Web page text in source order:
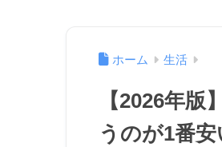
ホーム 生活
【2026年
うのが1番安